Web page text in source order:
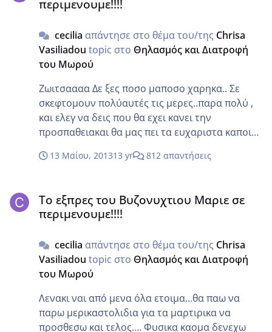
λοιπηθηκα.. Τι ναπεις..Ελληνικο δημοσιο φορ
περιμενουμε!!!!
cecilia απάντησε στο θέμα του/της Chrisa
Vasiliadou topic στο Θηλασμός και Διατροφή
του Μωρού
Ζωιτσαααα Δε ξες ποσο μαποσο χαρηκα.. Σε
σκεφτομουν πολύαυτές τις μερες..παρα πολύ ,
και ελεγ να δεις που θα εχει κανει την
προσπαθειακαι θα μας πει τα ευχαριστα καποια
δε θαμπορει ο ανθρωπος να ανταπεξελθει στη
σπιτι και γινε Θεα… Αφρο καληεπιτυχια στη
διαιτα!! Δ εμου λες για προινο εκτος από αυγα τι
δυστιχως
13 Μαίου, 201313 yr 812 απαντήσεις
Το εξπρες του Βυζονυχτιου Μαριε σε
περιμενουμε!!!!
cecilia απάντησε στο θέμα του/της Chrisa
Vasiliadou topic στο Θηλασμός και Διατροφή
του Μωρού
Λενακι ναι από μενα όλα ετοιμα…θα παω να
παρω μερικαστολιδια για τα μαρτιρικα να
προσθεσω και τελος…. Φυσικα καομα δενεχω